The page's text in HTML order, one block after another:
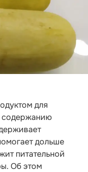
для
содержанию
дольше
питательной
Об этом